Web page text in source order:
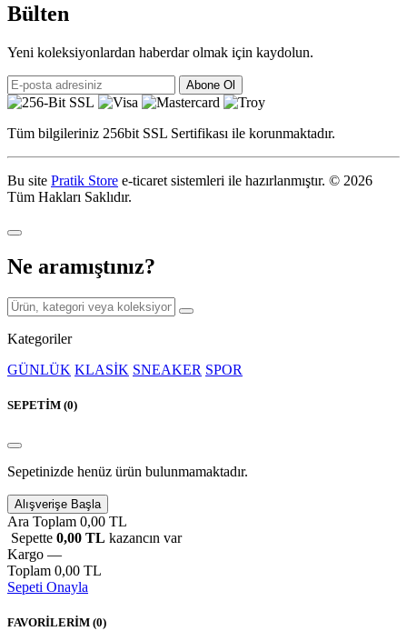
Bülten
Yeni koleksiyonlardan haberdar olmak için kaydolun.
Abone Ol
Tüm bilgileriniz 256bit SSL Sertifikası ile korunmaktadır.
Bu site Pratik Store e-ticaret sistemleri ile hazırlanmıştır. © 2026
Tüm Hakları Saklıdır.
Ne aramıştınız?
Kategoriler
GÜNLÜK KLASİK SNEAKER SPOR
SEPETİM (0)
Sepetinizde henüz ürün bulunmamaktadır.
Alışverişe Başla
Ara Toplam 0,00 TL
Sepette 0,00 TL kazancın var
Kargo —
Toplam 0,00 TL
Sepeti Onayla
FAVORİLERİM (0)